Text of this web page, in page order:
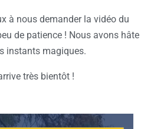
à nous demander la vidéo du
de patience ! Nous avons hâte
instants magiques.
très bientôt !